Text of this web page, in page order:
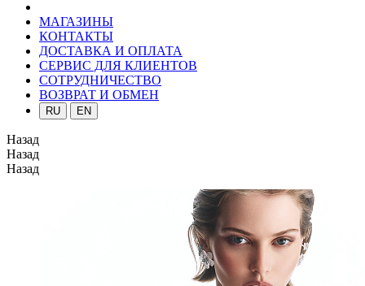
МАГАЗИНЫ
КОНТАКТЫ
ДОСТАВКА И ОПЛАТА
СЕРВИС ДЛЯ КЛИЕНТОВ
СОТРУДНИЧЕСТВО
ВОЗВРАТ И ОБМЕН
RU EN
Назад
Назад
Назад